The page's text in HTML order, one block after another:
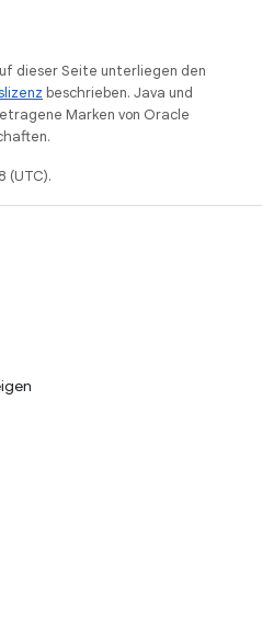
dieser Seite unterliegen den
beschrieben. Java und
Marken von Oracle
(UTC).